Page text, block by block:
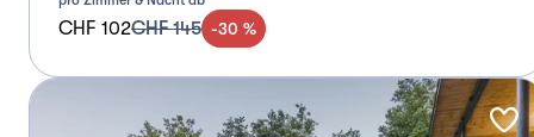
CHF 102CHF 145 -30 %